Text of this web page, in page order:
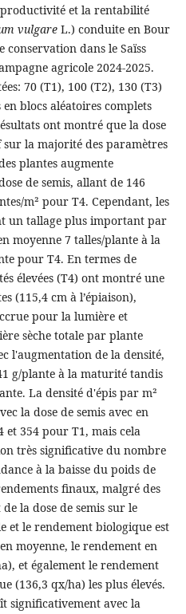
productivité et la rentabilité
vulgareL.) conduite en Bour
dans le Saïss
agricole 2024-2025.
70 (T1), 100 (T2), 130 (T3)
blocs aléatoires complets
ont montré que la dose
la majorité des paramètres
plantes augmente
de semis, allant de 146
m² pour T4. Cependant, les
un tallage plus important par
moyenne 7 talles/plante à la
pour T4. En termes de
élevées (T4) ont montré une
(115,4 cm à l’épiaison),
pour la lumière et
sèche totale par plante
l'augmentation de la densité,
g/plante à la maturité tandis
La densité d'épis par m²
la dose de semis avec en
et 354 pour T1, mais cela
très significative du nombre
à la baisse du poids de
finaux, malgré des
la dose de semis sur le
et le rendement biologique est
moyenne, le rendement en
et également le rendement
(136,3 qx/ha) les plus élevés.
significativement avec la